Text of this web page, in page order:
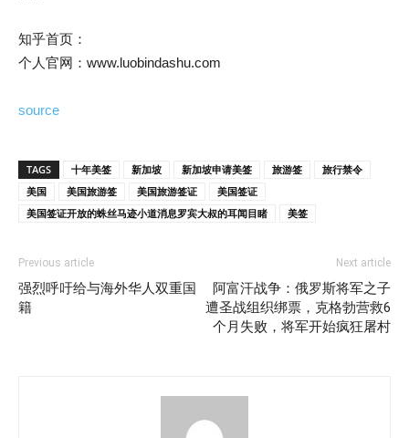
知乎首页：
个人官网：www.luobindashu.com
source
TAGS 十年美签 新加坡 新加坡申请美签 旅游签
旅行禁令
美国
美国旅游签 美国旅游签证
美国签证
美国签证开放的蛛丝马迹小道消息罗宾大叔的耳闻目睹
美签
Previous article
强烈呼吁给与海外华人双重国
籍
Next article
阿富汗战争：俄罗斯将军之子
遭圣战组织绑票，克格勃营救6
个月失败，将军开始疯狂屠村